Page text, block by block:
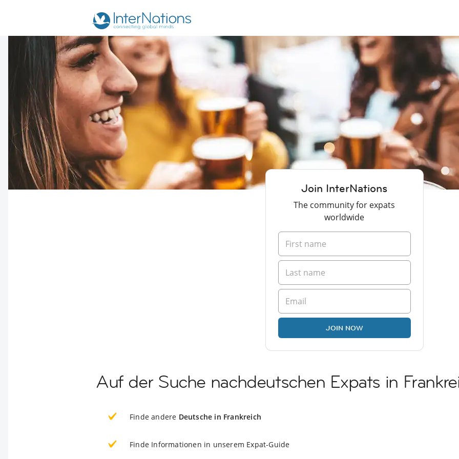
Join InterNations
The community for expats
worldwide
JOIN NOW
Auf der Suche nachdeutschen Expats in
Finde andere Deutsche in Frankreich
Finde Informationen in unserem Expat-Guide